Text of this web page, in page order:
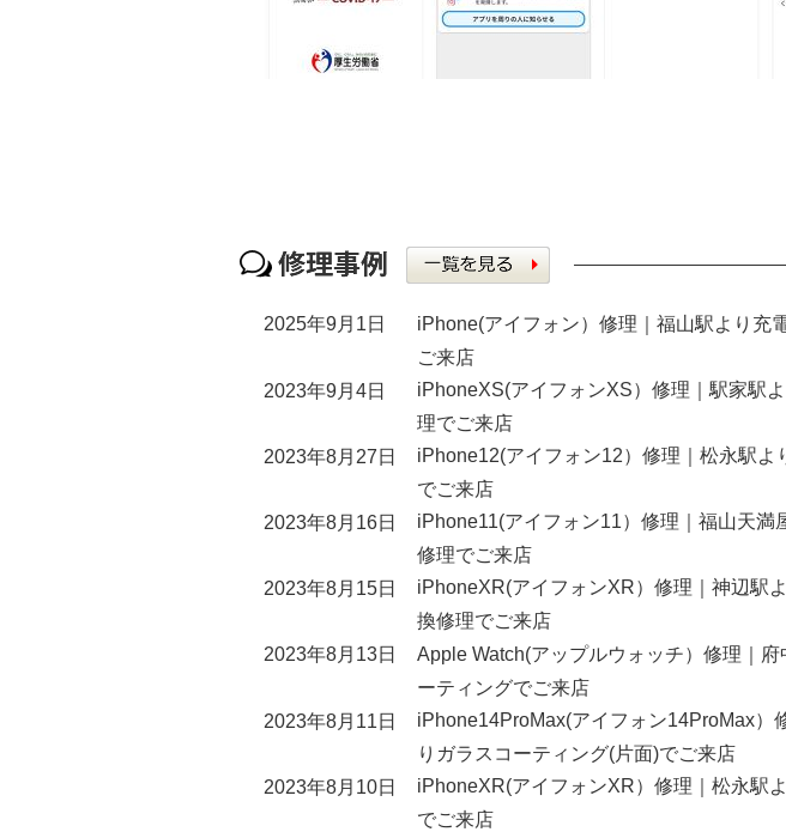
2025年9月1日
iPhone(アイフォン）修理｜福山駅より充
ご来店
2023年9月4日
iPhoneXS(アイフォンXS）修理｜駅家駅
理でご来店
2023年8月27日
iPhone12(アイフォン12）修理｜松永駅よ
でご来店
2023年8月16日
iPhone11(アイフォン11）修理｜福山天満
修理でご来店
2023年8月15日
iPhoneXR(アイフォンXR）修理｜神辺駅
換修理でご来店
2023年8月13日
Apple Watch(アップルウォッチ）修理｜府
ーティングでご来店
2023年8月11日
iPhone14ProMax(アイフォン14ProMax）
りガラスコーティング(片面)でご来店
2023年8月10日
iPhoneXR(アイフォンXR）修理｜松永駅
でご来店